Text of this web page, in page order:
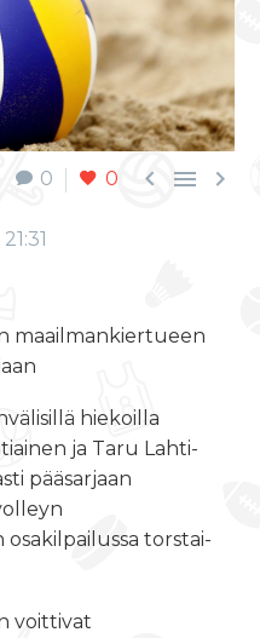
0 0   
maailmankiertueen
hiekoilla
ja Taru Lahti-
pääsarjaan
torstai-
voittivat